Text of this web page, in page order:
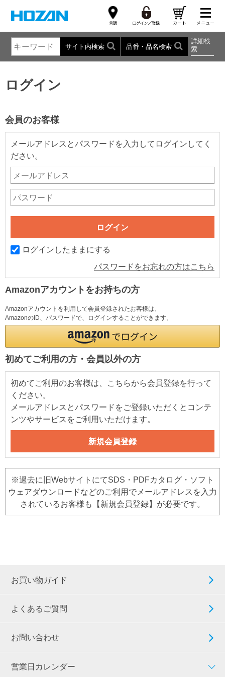
サイト内検索 品番・品名検索
詳細検
索
ログイン
会員のお客様
メールアドレスとパスワードを入力してログインしてく
ださい。
ログインしたままにする
パスワードをお忘れの方はこちら
Amazonアカウントをお持ちの方
Amazonアカウントを利用して会員登録されたお客様は、
AmazonのID、パスワードで、ログインすることができます。
初めてご利用の方・会員以外の方
初めてご利用のお客様は、こちらから会員登録を行って
ください。
メールアドレスとパスワードをご登録いただくとコンテ
ンツやサービスをご利用いただけます。
※過去に旧WebサイトにてSDS・PDFカタログ・ソフト
ウェアダウンロードなどのご利用でメールアドレスを入力
されているお客様も【新規会員登録】が必要です。
お買い物ガイド
よくあるご質問
お問い合わせ
営業日カレンダー